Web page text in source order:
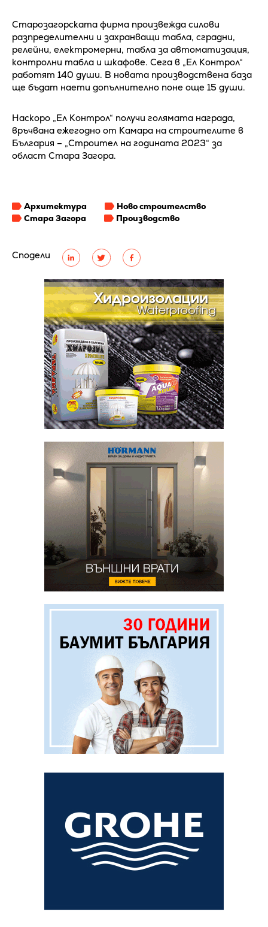
Сподели
Старозагорската фирма произвежда силови
разпределителни и захранващи табла, сградни,
релейни, електромерни, табла за автоматизация,
контролни табла и шкафове. Сега в „Ел Контрол“
работят 140 души. В новата производствена база
ще бъдат наети допълнително поне още 15 души.
Наскоро „Ел Контрол“ получи голямата награда,
връчвана ежегодно от Камара на строителите в
България – „Строител на годината 2023“ за
област Стара Загора.
Архитектура
Ново строителство
Стара Загора
Производство